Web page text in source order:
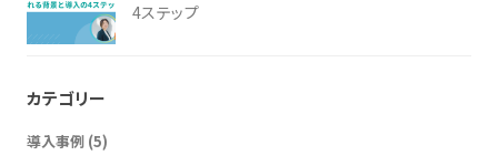
4ステップ
カテゴリー
導入事例(5)